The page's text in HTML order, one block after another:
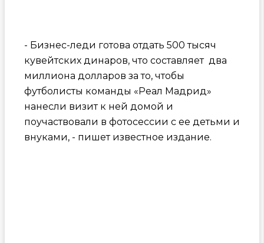
- Бизнес-леди готова отдать 500 тысяч
кувейтских динаров, что составляет два
миллиона долларов за то, чтобы
футболисты команды «Реал Мадрид»
нанесли визит к ней домой и
поучаствовали в фотосессии с ее детьми и
внуками, - пишет известное издание.